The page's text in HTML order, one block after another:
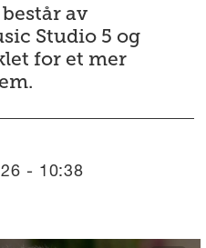
av
Studio 5 og
for et mer
- 10:38